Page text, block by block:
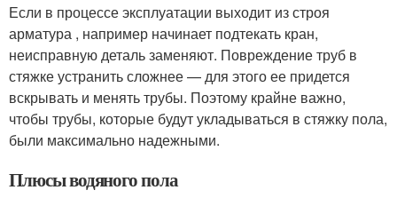
Если в процессе эксплуатации выходит из строя
арматура , например начинает подтекать кран,
неисправную деталь заменяют. Повреждение труб в
стяжке устранить сложнее — для этого ее придется
вскрывать и менять трубы. Поэтому крайне важно,
чтобы трубы, которые будут укладываться в стяжку пола,
были максимально надежными.
Плюсы водяного пола